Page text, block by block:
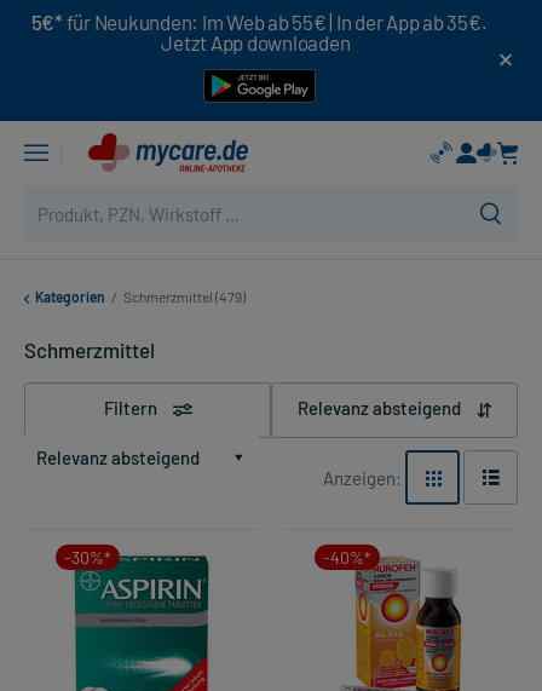
5€* für Neukunden: Im Web ab 55€ | In der App ab 35€.
Jetzt App downloaden
Kategorien / Schmerzmittel (479)
Schmerzmittel
Filtern Relevanz absteigend
Relevanz absteigend
Anzeigen:
-30%* -40%*